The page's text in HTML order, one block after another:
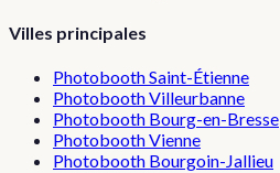
Villes principales
PhotoboothSaint-Étienne
PhotoboothVilleurbanne
Photobooth Bourg-en-Bresse
PhotoboothVienne
Photobooth Bourgoin-Jallieu